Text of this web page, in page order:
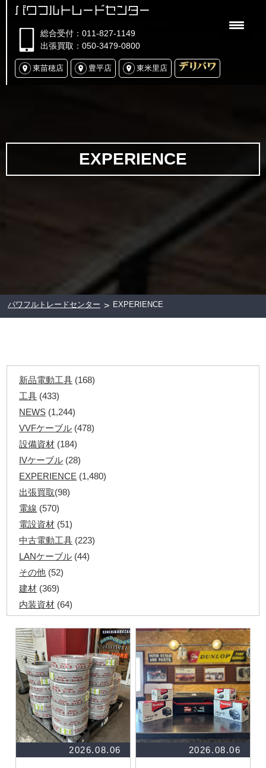
パワフルトレードセンター
総合受付：011-827-1149
出張買取：050-3479-0800
東苗穂店 豊平店 東米里店
EXPERIENCE
パワフルトレードセンター > EXPERIENCE
新品電動工具 (168)
工具 (433)
NEWS (1,244)
VVFケーブル (478)
設備資材 (184)
IVケーブル (28)
EXPERIENCE (1,480)
出張買取(98)
電線 (570)
電設資材 (51)
中古電動工具 (223)
LANケーブル (44)
その他 (52)
建材 (369)
内装資材 (64)
ペアコイル
その他ツール(48)
電化製品(40)
その他建築資材(113)
半端電線(40)
マイナーケーブル(13)
CVTケーブル(8)
(25)
2026.08.06 2026.08.06